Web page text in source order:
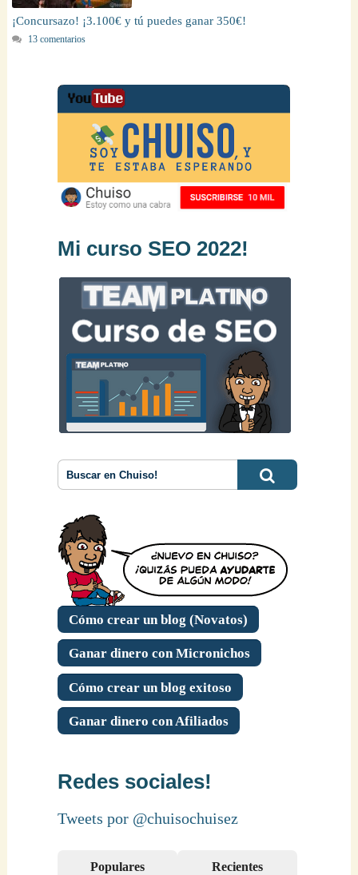
¡Concursazo! ¡3.100€ y tú puedes ganar 350€!
13 comentarios
Mi curso SEO 2022!
Cómo crear un blog (Novatos)
Ganar dinero con Micronichos
Cómo crear un blog exitoso
Ganar dinero con Afiliados
Redes sociales!
Tweets por @chuisochuisez
Populares Recientes